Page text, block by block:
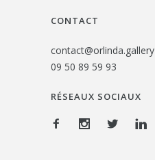
CONTACT
contact@orlinda.gallery
09 50 89 59 93
RÉSEAUX SOCIAUX